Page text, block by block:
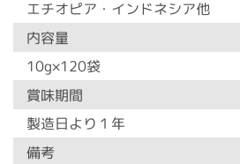
エチオピア・インドネシア他
内容量
10g×120袋
賞味期間
製造日より１年
備考